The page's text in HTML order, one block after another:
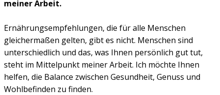
meiner Arbeit.
Ernährungsempfehlungen, die für alle Menschen
gleichermaßen gelten, gibt es nicht. Menschen sind
unterschiedlich und das, was Ihnen persönlich gut tut,
steht im Mittelpunkt meiner Arbeit. Ich möchte Ihnen
helfen, die Balance zwischen Gesundheit, Genuss und
Wohlbefinden zu finden.